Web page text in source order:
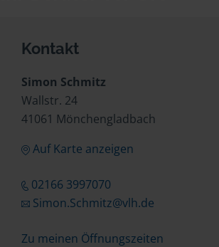
Kontakt
Simon Schmitz
Wallstr. 24
41061 Mönchengladbach
Auf Karte anzeigen
02166 3997070
Simon.Schmitz@vlh.de
Zu meinen Öffnungszeiten